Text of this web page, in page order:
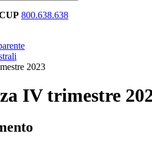
800.638.638
2023
IV trimestre